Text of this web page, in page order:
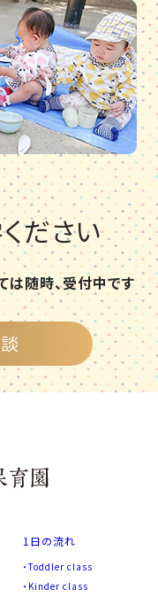
ださい
は随時、受付中です
1日の流れ
Toddler class
Kinder class